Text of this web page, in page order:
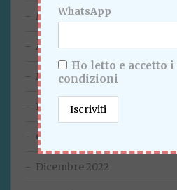
Maggio 2023
Aprile 2023
Marzo 2023
Febbraio 2023
Gennaio 2023
Dicembre 2022
WhatsApp
Ho letto e accetto
condizioni